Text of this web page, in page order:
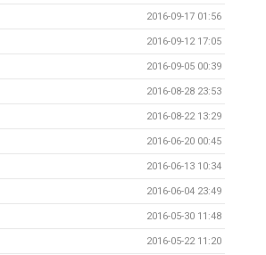
2016-09-17 01:56
2016-09-12 17:05
2016-09-05 00:39
2016-08-28 23:53
2016-08-22 13:29
2016-06-20 00:45
2016-06-13 10:34
2016-06-04 23:49
2016-05-30 11:48
2016-05-22 11:20